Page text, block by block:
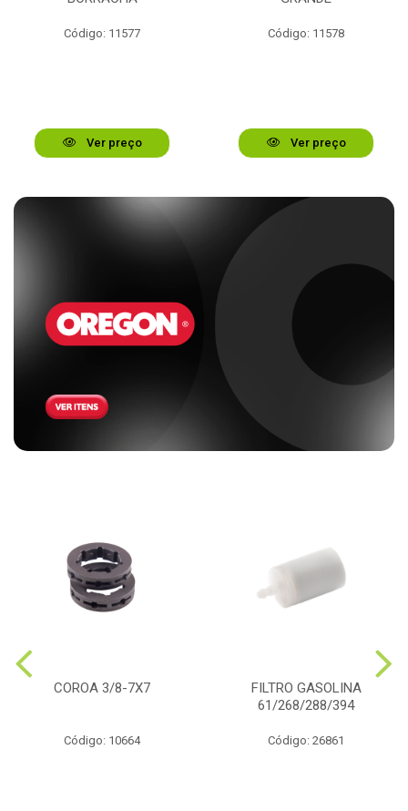
Código: 11577
Ver preço
Código: 11578
Ver preço
COROA 3/8-7X7
Código: 10664
FILTRO GASOLINA
61/268/288/394
Código: 26861